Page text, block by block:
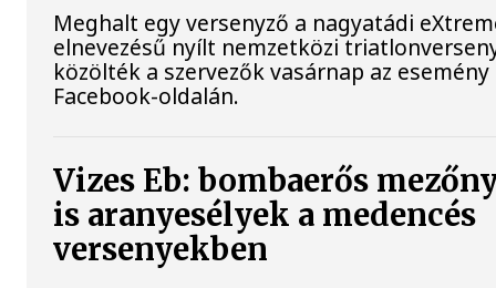
Meghalt egy versenyző a nagyatádi
elnevezésű nyílt nemzetközi
közölték a szervezők vasárnap az esemény
Facebook-oldalán.
Vizes Eb: bombaerős
is aranyesélyek a medencés
versenyekben